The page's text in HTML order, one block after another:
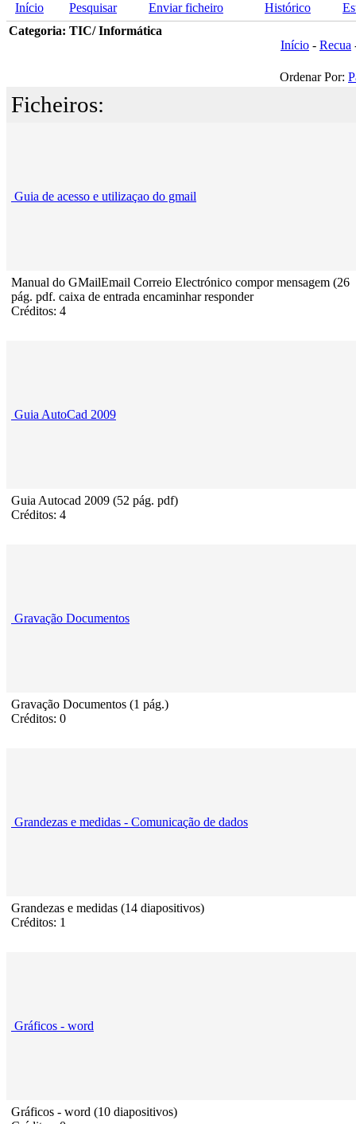
Início Pesquisar Enviar ficheiro Histórico
Categoria: TIC/ Informática
Início - Recua
Ordenar Por:
Ficheiros:
Guia de acesso e utilizaçao do gmail
Manual do GMailEmail Correio Electrónico compor mensagem (26
pág. pdf. caixa de entrada encaminhar responder
Créditos: 4
Guia AutoCad 2009
Guia Autocad 2009 (52 pág. pdf)
Créditos: 4
Gravação Documentos
Gravação Documentos (1 pág.)
Créditos: 0
Grandezas e medidas - Comunicação de dados
Grandezas e medidas (14 diapositivos)
Créditos: 1
Gráficos - word
Gráficos - word (10 diapositivos)